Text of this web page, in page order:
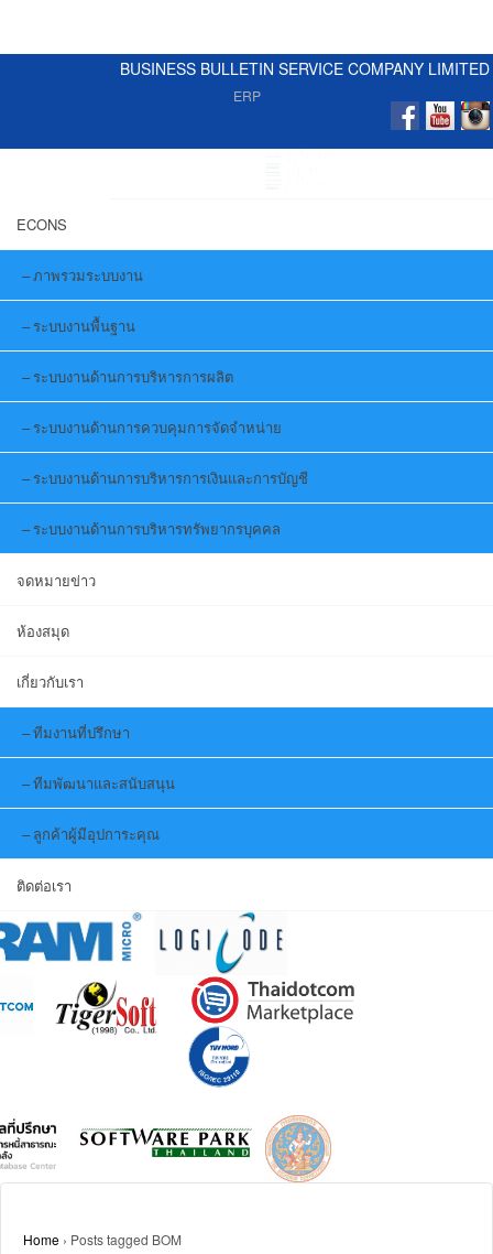
BUSINESS BULLETIN SERVICE COMPANY LIMITED
ERP
ECONS
ภาพรวมระบบงาน
ระบบงานพื้นฐาน
ระบบงานด้านการบริหารการผลิต
ระบบงานด้านการควบคุมการจัดจำหน่าย
ระบบงานด้านการบริหารการเงินและการบัญชี
ระบบงานด้านการบริหารทรัพยากรบุคคล
จดหมายข่าว
ห้องสมุด
เกี่ยวกับเรา
ทีมงานที่ปรึกษา
ทีมพัฒนาและสนับสนุน
ลูกค้าผู้มีอุปการะคุณ
ติดต่อเรา
Home › Posts tagged BOM